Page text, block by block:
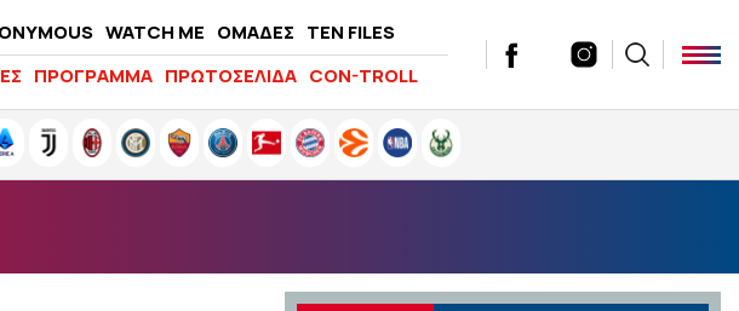
WATCH ME ΟΜΑΔΕΣ TEN FILES
ΠΡΟΓΡΑΜΜΑ ΠΡΩΤΟΣΕΛΙΔΑ CON-TROLL